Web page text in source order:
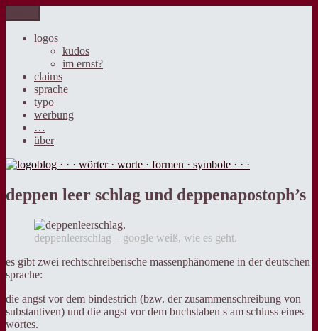
Inhalt
springen
logoblog · · · wörter · worte · formen · symbole · · ·
der blog über sprache, design und werbung.
logos
kudos
im ernst?
claims
sprache
typo
werbung
…
über
deppen leer schlag und deppenapostoph’s
deppenleerschlag – google weiß, wie es geht.
es gibt zwei rechtschreiberische massenphänomene in der deutschen
sprache:
die angst vor dem bindestrich (bzw. der zusammenschreibung von
substantiven) und die angst vor dem buchstaben s am schluss eines
wortes.